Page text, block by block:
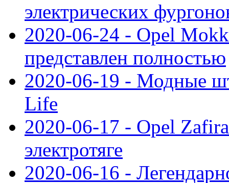
электрических
2020-06-24 - Opel
представлен полностью
2020-06-19 - Модные
Life
2020-06-17 - Opel
электротяге
2020-06-16 -